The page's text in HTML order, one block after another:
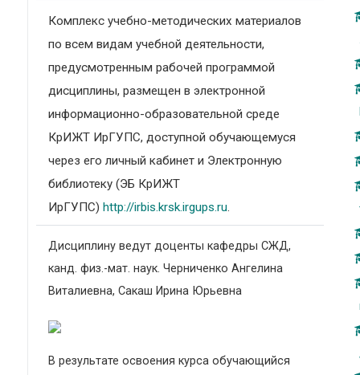
Комплекс учебно-методических материалов
по всем видам учебной деятельности,
предусмотренным рабочей программой
дисциплины, размещен в электронной
информационно-образовательной среде
КрИЖТ ИрГУПС, доступной обучающемуся
через его личный кабинет и Электронную
библиотеку (ЭБ КрИЖТ
ИрГУПС) http://irbis.krsk.irgups.ru.
Дисциплину ведут доценты кафедры СЖД,
канд. физ.-мат. наук. Черниченко Ангелина
Виталиевна, Сакаш Ирина Юрьевна
В результате освоения курса обучающийся